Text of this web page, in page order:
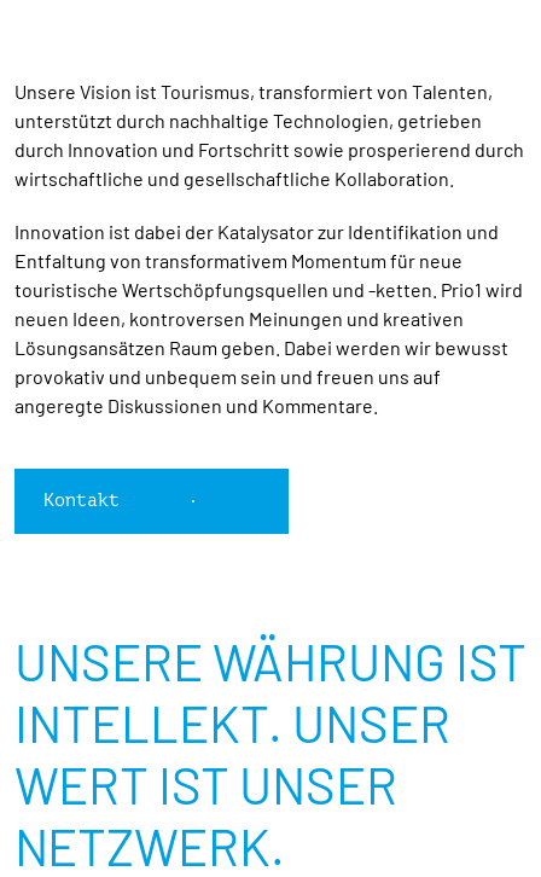
Unsere Vision ist Tourismus, transformiert von Talenten,
unterstützt durch nachhaltige Technologien, getrieben
durch Innovation und Fortschritt sowie prosperierend durch
wirtschaftliche und gesellschaftliche Kollaboration.
Innovation ist dabei der Katalysator zur Identifikation und
Entfaltung von transformativem Momentum für neue
touristische Wertschöpfungsquellen und -ketten. Prio1 wird
neuen Ideen, kontroversen Meinungen und kreativen
Lösungsansätzen Raum geben. Dabei werden wir bewusst
provokativ und unbequem sein und freuen uns auf
angeregte Diskussionen und Kommentare.
Kontakt
UNSERE WÄHRUNG IST
INTELLEKT. UNSER
WERT IST UNSER
NETZWERK.